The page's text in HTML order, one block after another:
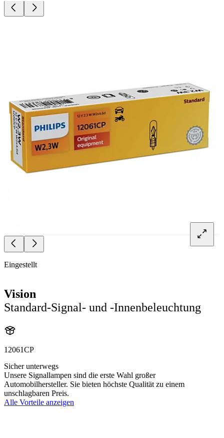
Eingestellt
Vision
Standard-Signal- und -Innenbeleuchtung
12061CP
Sicher unterwegs
Unsere Signallampen sind die erste Wahl großer
Automobilhersteller. Sie bieten höchste Qualität zu einem
unschlagbaren Preis.
Alle Vorteile anzeigen